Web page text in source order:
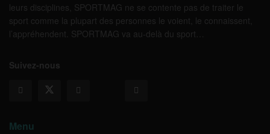
leurs disciplines, SPORTMAG ne se contente pas de traiter le
sport comme la plupart des personnes le voient, le connaissent,
l’appréhendent. SPORTMAG va au-delà du sport…
Suivez-nous
Menu